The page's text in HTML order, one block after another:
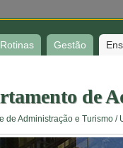
Rotinas Gestão
de
de Administração e Turismo